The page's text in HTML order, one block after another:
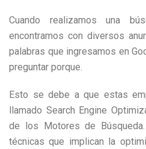
Cuando realizamos una
encontramos con diversos
palabras que ingresamos en
preguntar porque.
Esto se debe a que estas
llamado Search Engine
de los Motores de
técnicas que implican la